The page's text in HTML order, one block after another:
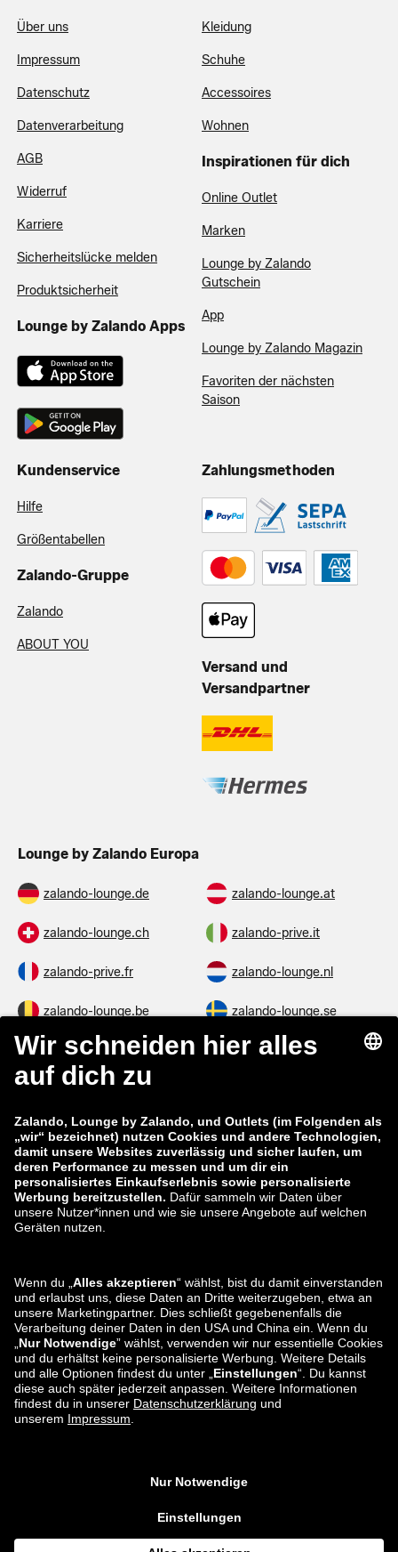
Über uns
Impressum
Datenschutz
Datenverarbeitung
AGB
Widerruf
Karriere
Sicherheitslücke melden
Produktsicherheit
Lounge by Zalando Apps
Kleidung
Schuhe
Accessoires
Wohnen
Inspirationen für dich
Online Outlet
Marken
Lounge by Zalando
Gutschein
App
Lounge by Zalando Magazin
Favoriten der nächsten
Saison
Kundenservice
Hilfe
Größentabellen
Zalando-Gruppe
Zalando
ABOUT YOU
Zahlungsmethoden
Versand und
Versandpartner
Lounge by Zalando Europa
zalando-lounge.de zalando-lounge.at
zalando-lounge.ch zalando-prive.it
zalando-prive.fr zalando-lounge.nl
zalando-lounge.be zalando-lounge.se
zalando-lounge.fi zalando-lounge.dk
zalando-lounge.co.uk
zalando-prive.es zalando-lounge.cz
zalando-lounge.lt zalando-lounge.sk
zalando-lounge.ro zalando-lounge.hr
zalando-lounge.lu zalando-lounge.ee
zalando-lounge.lv zalando-lounge.no
Du findest uns
auch bei
unverbindlichen Preisempfehlung